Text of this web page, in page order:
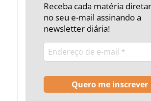
Receba cada matéria
no seu e-mail assinando a
newsletter diária!